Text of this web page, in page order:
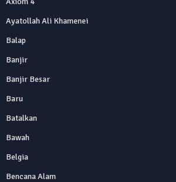
Ayatollah Ali Khamenei
Balap
Banjir
Banjir Besar
Baru
Batalkan
Bawah
Belgia
Bencana Alam